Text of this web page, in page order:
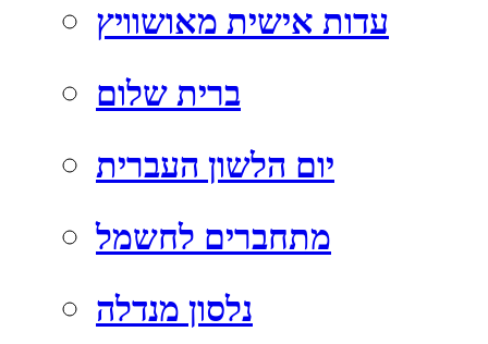
עדות אישית מאושוויץ
ברית שלום
יום הלשון העברית
מתחברים לחשמל
נלסון מנדלה